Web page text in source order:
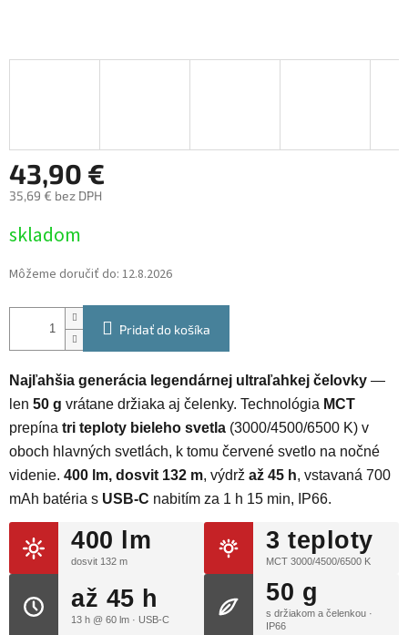
43,90 €
35,69 € bez DPH
cena:
skladom
Môžeme doručiť do: 12.8.2026
Pridať do košíka
Najľahšia generácia legendárnej ultraľahkej čelovky —
len 50 g vrátane držiaka aj čelenky. Technológia MCT
prepína tri teploty bieleho svetla (3000/4500/6500 K) v
oboch hlavných svetlách, k tomu červené svetlo na nočné
videnie. 400 lm, dosvit 132 m, výdrž až 45 h, vstavaná 700
mAh batéria s USB-C nabitím za 1 h 15 min, IP66.
400 lm
dosvit 132 m
3 teploty
MCT 3000/4500/6500 K
až 45 h
13 h @ 60 lm · USB-C
50 g
s držiakom a čelenkou ·
IP66